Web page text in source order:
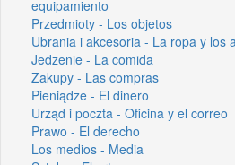
equipamiento
Przedmioty - Los objetos
Ubrania i akcesoria - La ropa y los
Jedzenie - La comida
Zakupy - Las compras
Pieniądze - El dinero
Urząd i poczta - Oficina y el correo
Prawo - El derecho
Los medios - Media